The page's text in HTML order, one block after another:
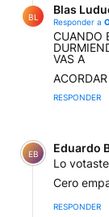
BL
Blas
Responder a
CUANDO
VAS A
RESPONDER
Comentario de
EB Eduardo
Lo
Cero
RESPONDER